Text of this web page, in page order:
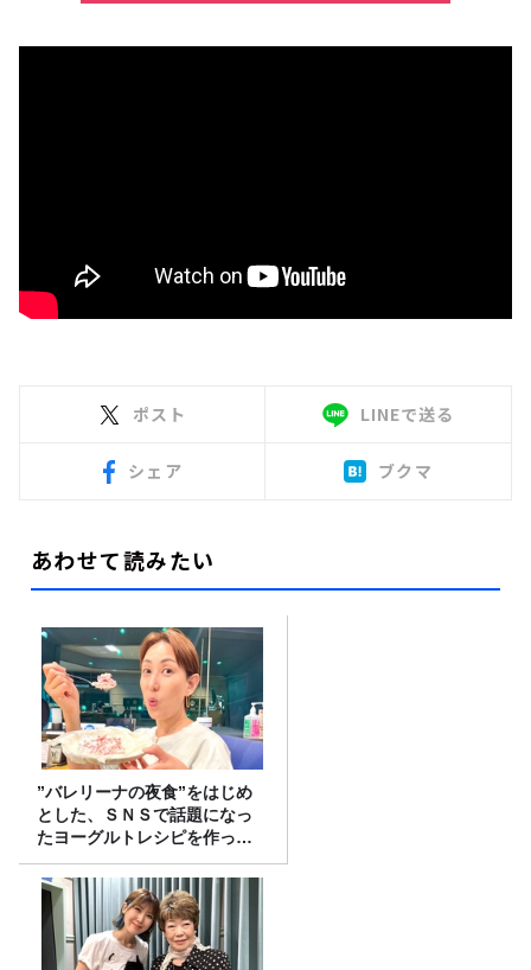
ポスト LINEで送る
シェア ブクマ
あわせて読みたい
”バレリーナの夜食”をはじめ
とした、ＳＮＳで話題になっ
たヨーグルトレシピを作って
みた！